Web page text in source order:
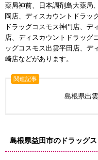
薬局神前、日本調剤島大薬局
岡店、ディスカウントドラッ
ドラッグコスモス神門店、デ
店、ディスカウントドラッグ
ッグコスモス出雲平田店、デ
崎店などがあります。
関連記事
島根県出
島根県益田市のドラッグ